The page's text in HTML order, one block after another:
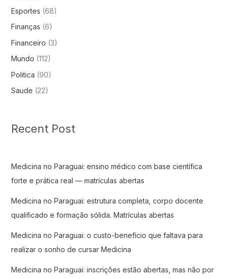
Esportes (68)
Finanças (6)
Financeiro (3)
Mundo (112)
Politica (90)
Saude (22)
Recent Post
Medicina no Paraguai: ensino médico com base científica
forte e prática real — matrículas abertas
Medicina no Paraguai: estrutura completa, corpo docente
qualificado e formação sólida. Matrículas abertas
Medicina no Paraguai: o custo-benefício que faltava para
realizar o sonho de cursar Medicina
Medicina no Paraguai: inscrições estão abertas, mas não por